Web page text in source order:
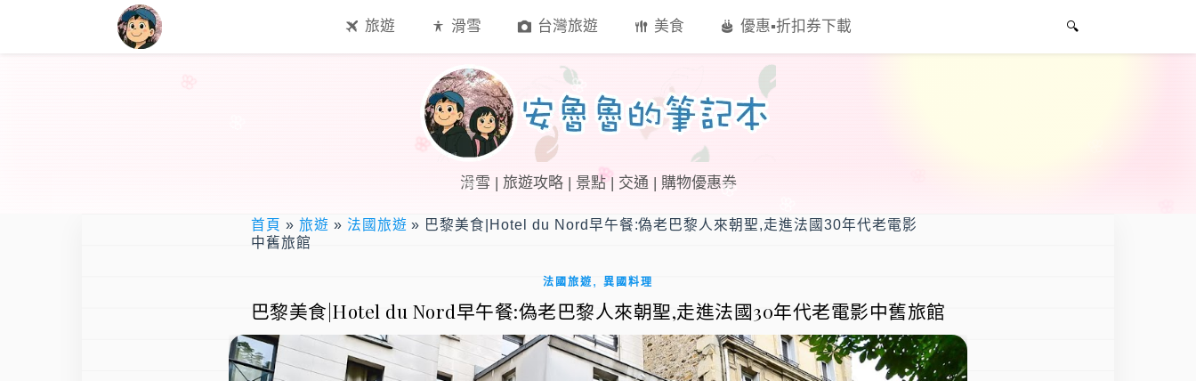
滑雪 | 旅遊攻略 | 景點 | 交通 | 購物優惠券
旅遊 滑雪 台灣旅遊 美食 優惠▪︎折扣券下載
首頁 » 旅遊 » 法國旅遊 » 巴黎美食|Hotel du Nord早午餐:偽老巴黎人來朝聖,走進法國30年代老電影
中舊旅館
法國旅遊, 異國料理
巴黎美食|Hotel du Nord早午餐:偽老巴黎人來朝聖,走進法國30年代老電影中舊旅館